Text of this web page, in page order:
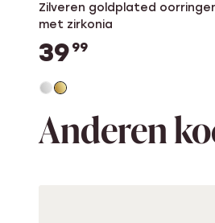
Zilveren goldplated
met zirkonia
39 99
Anderen